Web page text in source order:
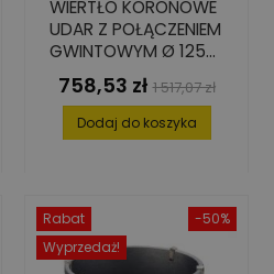
WIERTŁO KORONOWE
UDAR Z POŁĄCZENIEM
GWINTOWYM Ø 125
MM
Cena
758,53 zł Cena
podstawowa
1 517,07 zł
Dodaj do koszyka
-50%
Rabat
Wyprzedaż!